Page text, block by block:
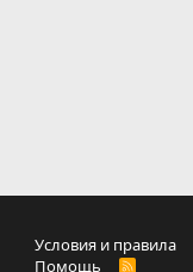
Условия и правила
Помощь
R